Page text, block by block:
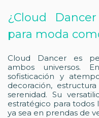
¿Cloud
para moda
Cloud Dancer es
ambos universos.
sofisticación y
decoración,
serenidad. Su
estratégico para todos
ya sea en prendas de